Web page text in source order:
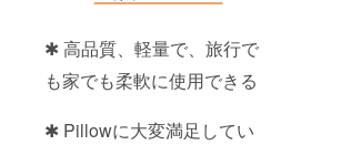
✱ 高品質、軽量で、旅行で
も家でも柔軟に使用できる
✱ Pillowに大変満足してい